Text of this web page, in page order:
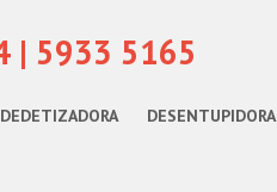
| 5933 5165
DEDETIZADORA DESENTUPIDORA